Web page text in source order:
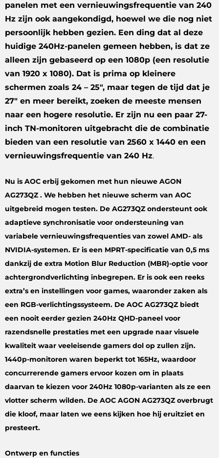
panelen met een vernieuwingsfrequentie van 240
Hz zijn ook aangekondigd, hoewel we die nog niet
persoonlijk hebben gezien. Een ding dat al deze
huidige 240Hz-panelen gemeen hebben, is dat ze
alleen zijn gebaseerd op een 1080p (een resolutie
van 1920 x 1080). Dat is prima op kleinere
schermen zoals 24 – 25″, maar tegen de tijd dat je
27″ en meer bereikt, zoeken de meeste mensen
naar een hogere resolutie. Er zijn nu een paar 27-
inch TN-monitoren uitgebracht die de combinatie
bieden van een resolutie van 2560 x 1440 en een
vernieuwingsfrequentie van 240 Hz.
Nu is AOC erbij gekomen met hun nieuwe AGON
AG273QZ . We hebben het nieuwe scherm van AOC
uitgebreid mogen testen. De AG273QZ ondersteunt ook
adaptieve synchronisatie voor ondersteuning van
variabele vernieuwingsfrequenties van zowel AMD- als
NVIDIA-systemen. Er is een MPRT-specificatie van 0,5 ms
dankzij de extra Motion Blur Reduction (MBR)-optie voor
achtergrondverlichting inbegrepen. Er is ook een reeks
extra’s en instellingen voor games, waaronder zaken als
een RGB-verlichtingssysteem. De AOC AG273QZ biedt
een nooit eerder gezien 240Hz QHD-paneel voor
razendsnelle prestaties met een upgrade naar visuele
kwaliteit waar veeleisende gamers dol op zullen zijn.
1440p-monitoren waren beperkt tot 165Hz, waardoor
concurrerende gamers ervoor kozen om in plaats
daarvan te kiezen voor 240Hz 1080p-varianten als ze een
vlotter scherm wilden. De AOC AGON AG273QZ overbrugt
die kloof, maar laten we eens kijken hoe hij eruitziet en
presteert.
Ontwerp en functies